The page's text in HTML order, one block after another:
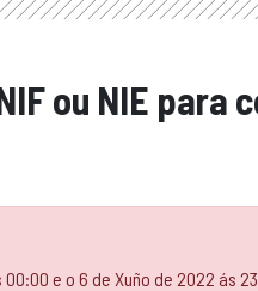
ou NIE para
e o 6 de Xuño de 2022 ás